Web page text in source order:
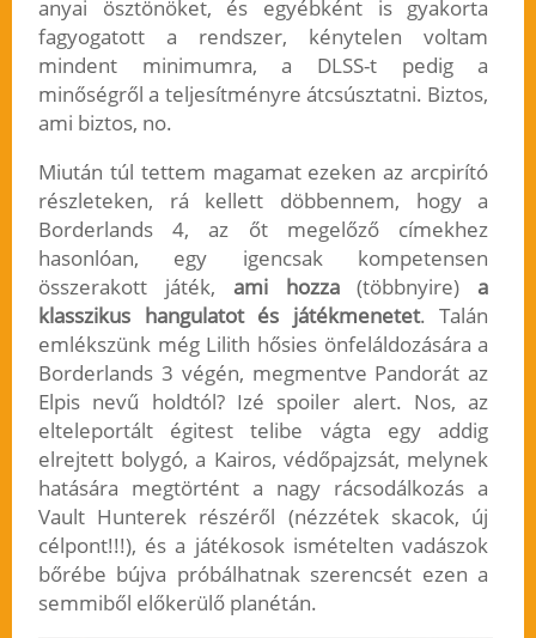
anyai ösztönöket, és egyébként is gyakorta
fagyogatott a rendszer, kénytelen voltam
mindent minimumra, a DLSS-t pedig a
minőségről a teljesítményre átcsúsztatni. Biztos,
ami biztos, no.
Miután túl tettem magamat ezeken az arcpirító
részleteken, rá kellett döbbennem, hogy a
Borderlands 4, az őt megelőző címekhez
hasonlóan, egy igencsak kompetensen
összerakott játék, ami hozza(többnyire)a
klasszikus hangulatot és játékmenetet. Talán
emlékszünk még Lilith hősies önfeláldozására a
Borderlands 3 végén, megmentve Pandorát az
Elpis nevű holdtól? Izé spoiler alert. Nos, az
elteleportált égitest telibe vágta egy addig
elrejtett bolygó, a Kairos, védőpajzsát, melynek
hatására megtörtént a nagy rácsodálkozás a
Vault Hunterek részéről (nézzétek skacok, új
célpont!!!), és a játékosok ismételten vadászok
bőrébe bújva próbálhatnak szerencsét ezen a
semmiből előkerülő planétán.